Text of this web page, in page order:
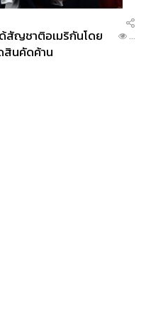
สัญชาติอเมริกันโดย
สินคัดค้าน
...